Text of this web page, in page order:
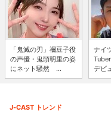
「鬼滅の刃」禰豆子役
の声優・鬼頭明里の姿
にネット騒然 ...
ナイ
デビ
J-CAST トレンド